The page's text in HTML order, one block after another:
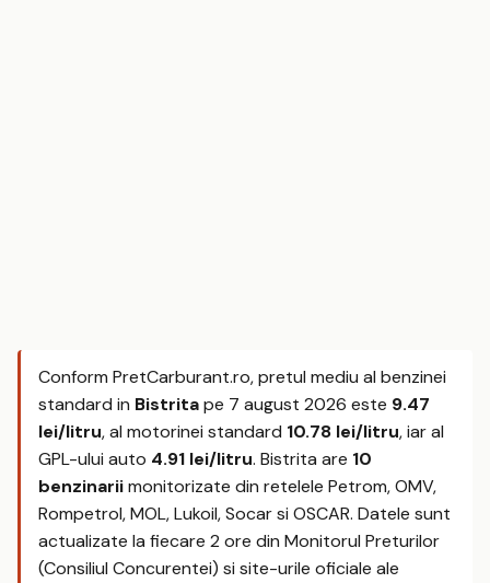
Conform PretCarburant.ro, pretul mediu al benzinei
standard in Bistritape 7 august 2026 este 9.47
lei/litru, al motorinei standard 10.78 lei/litru, iar al
GPL-ului auto 4.91 lei/litru. Bistrita are 10
benzinariimonitorizate din retelele Petrom, OMV,
Rompetrol, MOL, Lukoil, Socar si OSCAR. Datele sunt
actualizate la fiecare 2 ore din Monitorul Preturilor
(Consiliul Concurentei) si site-urile oficiale ale